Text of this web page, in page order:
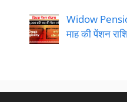
Widow
माह की पेंशन